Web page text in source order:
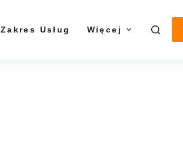
Zakres Usług Więcej